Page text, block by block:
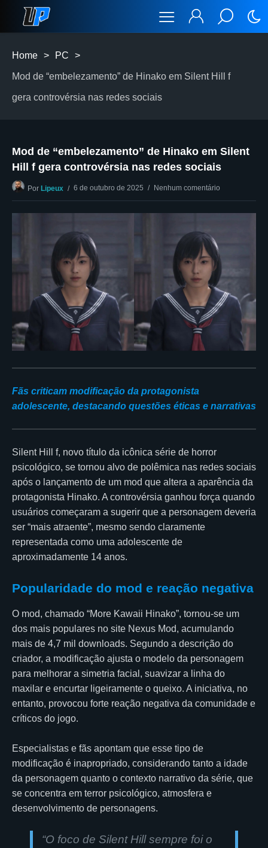
Home > PC >
Mod de “embelezamento” de Hinako em Silent Hill f
gera controvérsia nas redes sociais
Mod de “embelezamento” de Hinako em Silent
Hill f gera controvérsia nas redes sociais
Por Lipeux 6 de outubro de 2025 Nenhum comentário
Fãs criticam modificação da protagonista
adolescente, destacando questões éticas e narrativas
Silent Hill f, novo título da icônica série de horror
psicológico, se tornou alvo de polêmica nas redes sociais
após o lançamento de um mod que altera a aparência da
protagonista Hinako. A controvérsia ganhou força quando
usuários começaram a sugerir que a personagem deveria
ser “mais atraente”, mesmo sendo claramente
representada como uma adolescente de
aproximadamente 14 anos.
Popularidade do mod e reação negativa
O mod, chamado “More Kawaii Hinako”, tornou-se um
dos mais populares no site Nexus Mod, acumulando
mais de 4,7 mil downloads. Segundo a descrição do
criador, a modificação ajusta o modelo da personagem
para melhorar a simetria facial, suavizar a linha do
maxilar e encurtar ligeiramente o queixo. A iniciativa, no
entanto, provocou forte reação negativa da comunidade e
críticos do jogo.
Especialistas e fãs apontam que esse tipo de
modificação é inapropriado, considerando tanto a idade
da personagem quanto o contexto narrativo da série, que
se concentra em terror psicológico, atmosfera e
desenvolvimento de personagens.
“O foco de Silent Hill sempre foi o